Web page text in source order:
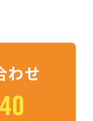
わせ